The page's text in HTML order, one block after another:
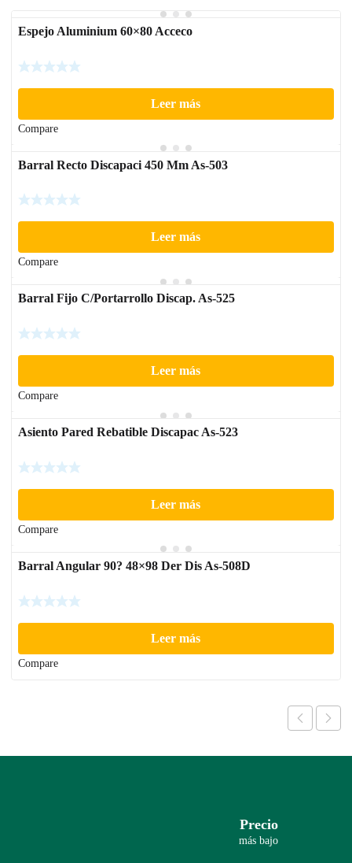
Espejo Aluminium 60×80 Acceco
Leer más
Compare
Barral Recto Discapaci 450 Mm As-503
Leer más
Compare
Barral Fijo C/Portarrollo Discap. As-525
Leer más
Compare
Asiento Pared Rebatible Discapac As-523
Leer más
Compare
Barral Angular 90? 48×98 Der Dis As-508D
Leer más
Compare
Precio
más bajo